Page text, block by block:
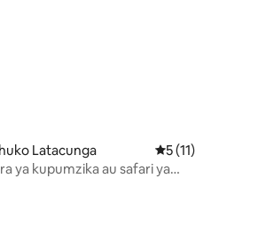
4.91 kati ya 5, tathmini 208
Latacunga Ukadiriaji wa
5 (11)
ya kupumzika au safari ya